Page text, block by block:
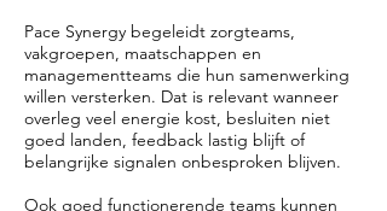
Pace Synergy begeleidt zorgteams,
vakgroepen, maatschappen en
managementteams die hun samenwerking
willen versterken. Dat is relevant wanneer
overleg veel energie kost, besluiten niet
goed landen, feedback lastig blijft of
belangrijke signalen onbesproken blijven.
Ook goed functionerende teams kunnen